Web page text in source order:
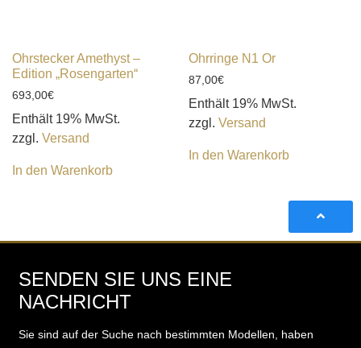
Ohrstecker Amethyst –
Edition „Rosengarten“
693,00€
Enthält 19% MwSt.
zzgl. Versand
In den Warenkorb
Ohrringe N1 Or
87,00€
Enthält 19% MwSt.
zzgl. Versand
In den Warenkorb
SENDEN SIE UNS EINE
NACHRICHT
Sie sind auf der Suche nach bestimmten Modellen, haben